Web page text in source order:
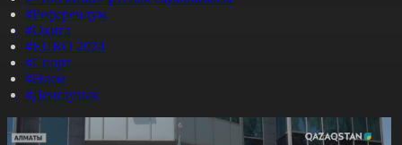
#Референдум
#Оқиға
#EURO 2024
#Спорт
#Әлем
#Денсаулық